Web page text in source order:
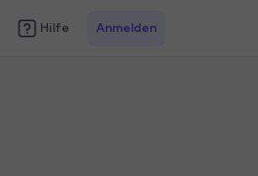
Hilfe Anmelden